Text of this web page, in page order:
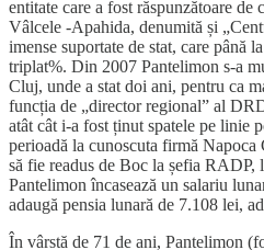
entitate care a fost răspunzătoare
Vâlcele -Apahida, denumită și
imense suportate de stat, care până
triplat%. Din 2007 Pantelimon s-a
Cluj, unde a stat doi ani, pentru ca
funcția de „director regional” al
atât cât i-a fost ținut spatele pe linie
perioadă la cunoscuta firmă
să fie readus de Boc la șefia RADP,
Pantelimon încasează un salariu
adaugă pensia lunară de 7.108 lei,
În vârstă de 71 de ani, Pantelimon